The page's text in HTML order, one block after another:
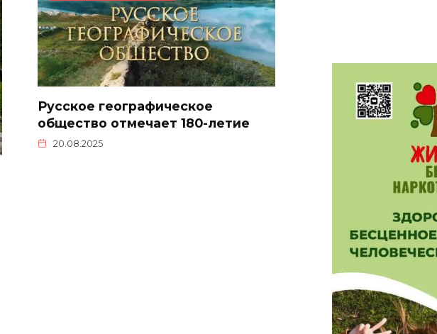
Русское географическое
общество отмечает 180-летие
20.08.2025